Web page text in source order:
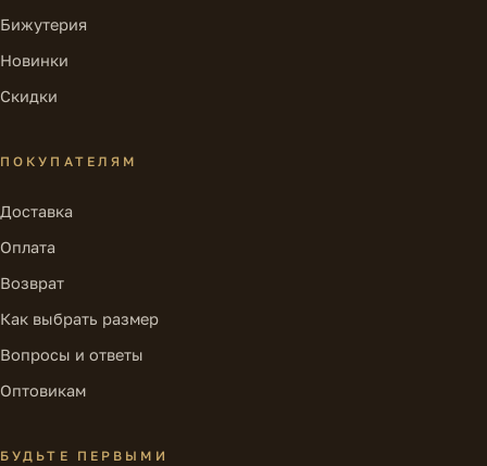
Бижутерия
Новинки
Скидки
ПОКУПАТЕЛЯМ
Доставка
Оплата
Возврат
Как выбрать размер
Вопросы и ответы
Оптовикам
БУДЬТЕ ПЕРВЫМИ